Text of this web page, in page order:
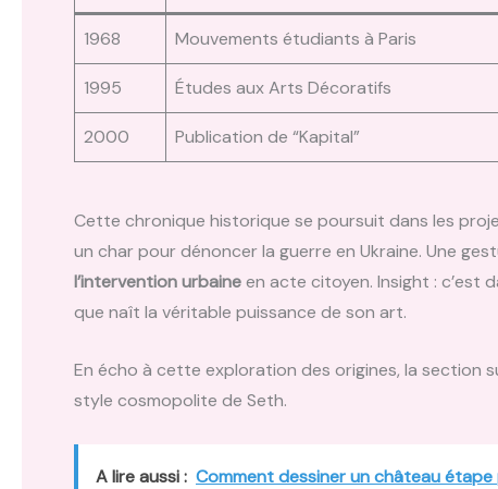
1968 Mouvements étudiants à Paris
1995 Études aux Arts Décoratifs
2000 Publication de “Kapital”
Cette chronique historique se poursuit dans les
un char pour dénoncer la guerre en Ukraine. Une
l’intervention urbaineen acte citoyen. Insight : c’est
que naît la véritable puissance de son art.
En écho à cette exploration des origines, la section
style cosmopolite de Seth.
A lire aussi : Comment dessiner un château